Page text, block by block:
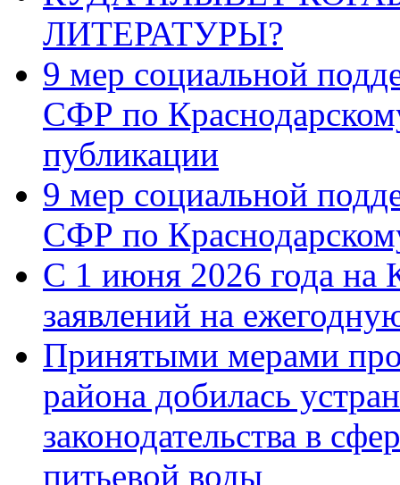
ЛИТЕРАТУРЫ?
9 мер социальной
СФР по
публикации
9 мер социальной
СФР по
С 1 июня 2026 года на
заявлений на
Принятыми мерами
района добилась
законодательства в
питьевой воды